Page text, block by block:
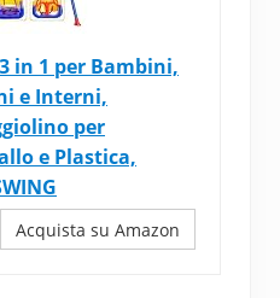
in 1 per Bambini,
e Interni,
per
e Plastica,
Acquista su Amazon